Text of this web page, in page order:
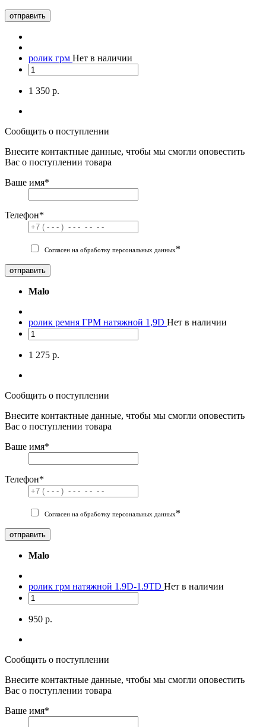
отправить
ролик грм Нет в наличии
1 350 р.
Сообщить о поступлении
Внесите контактные данные, чтобы мы смогли оповестить
Вас о поступлении товара
Ваше имя*
Телефон*
Согласен на обработку персональных данных*
отправить
Malo
ролик ремня ГРМ натяжной 1,9D Нет в наличии
1 275 р.
Сообщить о поступлении
Внесите контактные данные, чтобы мы смогли оповестить
Вас о поступлении товара
Ваше имя*
Телефон*
Согласен на обработку персональных данных*
отправить
Malo
ролик грм натяжной 1.9D-1.9TD Нет в наличии
950 р.
Сообщить о поступлении
Внесите контактные данные, чтобы мы смогли оповестить
Вас о поступлении товара
Ваше имя*